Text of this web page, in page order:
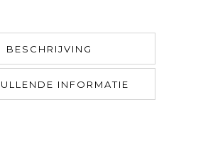
BESCHRIJVING
INFORMATIE